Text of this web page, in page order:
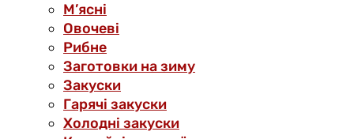
М’ясні
Овочеві
Рибне
Заготовки на зиму
Закуски
Гарячі закуски
Холодні закуски